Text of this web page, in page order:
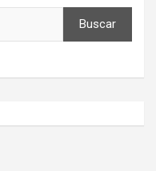
Buscar